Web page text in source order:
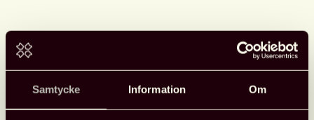
Samtycke Information Om
Se Svensk biblioteksförenings